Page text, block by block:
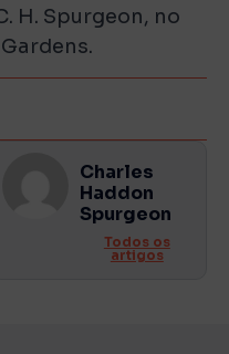
H. Spurgeon, no
Charles
Haddon
Spurgeon
Todos os
artigos